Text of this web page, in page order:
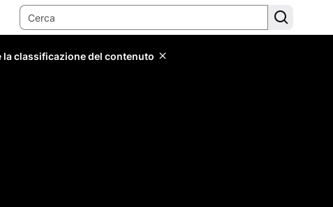
classificazione del contenuto